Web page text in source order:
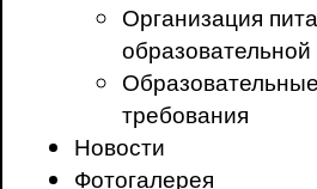
Организация
требования
Новости
Фотогалерея